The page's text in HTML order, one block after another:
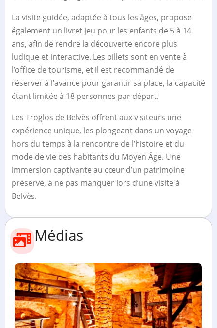
La visite guidée, adaptée à tous les âges, propose
également un livret jeu pour les enfants de 5 à 14
ans, afin de rendre la découverte encore plus
ludique et interactive. Les billets sont en vente à
l’office de tourisme, et il est recommandé de
réserver à l’avance pour garantir sa place, la capacité
étant limitée à 18 personnes par départ.
Les Troglos de Belvès offrent aux visiteurs une
expérience unique, les plongeant dans un voyage
hors du temps à la rencontre de l’histoire et du
mode de vie des habitants du Moyen Âge. Une
immersion captivante au cœur d’un patrimoine
préservé, à ne pas manquer lors d’une visite à
Belvès.
Médias